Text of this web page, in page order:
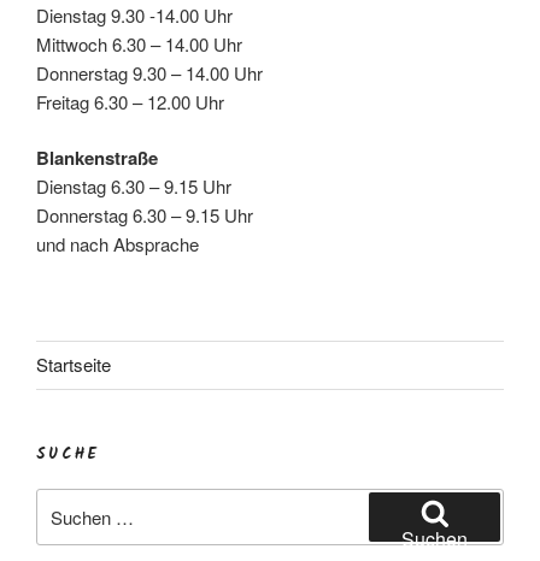
Dienstag 9.30 -14.00 Uhr
Mittwoch 6.30 – 14.00 Uhr
Donnerstag 9.30 – 14.00 Uhr
Freitag 6.30 – 12.00 Uhr
Blankenstraße
Dienstag 6.30 – 9.15 Uhr
Donnerstag 6.30 – 9.15 Uhr
und nach Absprache
Startseite
SUCHE
nach:
Suchen